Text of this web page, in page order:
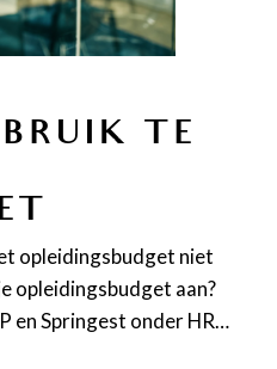
TE
opleidingsbudget niet
opleidingsbudget aan?
en Springest onder HR…